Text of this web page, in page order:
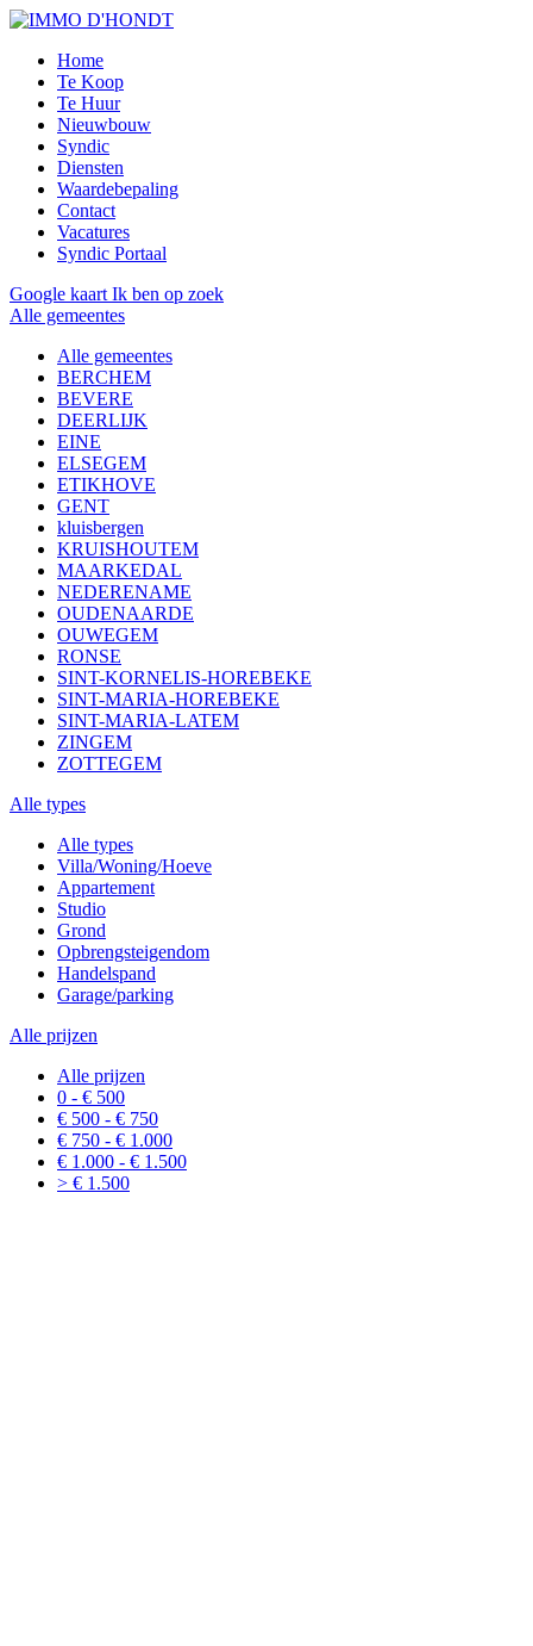
Home
Te Koop
Te Huur
Nieuwbouw
Syndic
Diensten
Waardebepaling
Contact
Vacatures
Syndic Portaal
Google kaart Ik ben op zoek
Alle gemeentes
Alle gemeentes
BERCHEM
BEVERE
DEERLIJK
EINE
ELSEGEM
ETIKHOVE
GENT
kluisbergen
KRUISHOUTEM
MAARKEDAL
NEDERENAME
OUDENAARDE
OUWEGEM
RONSE
SINT-KORNELIS-HOREBEKE
SINT-MARIA-HOREBEKE
SINT-MARIA-LATEM
ZINGEM
ZOTTEGEM
Alle types
Alle types
Villa/Woning/Hoeve
Appartement
Studio
Grond
Opbrengsteigendom
Handelspand
Garage/parking
Alle prijzen
Alle prijzen
0 - € 500
€ 500 - € 750
€ 750 - € 1.000
€ 1.000 - € 1.500
> € 1.500